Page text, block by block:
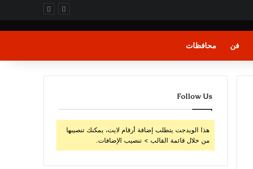
فن محافظات
Follow Us
هذا الويدجت يتطلب إضافة أرقام لايت، يمكنك تنصيبها
من خلال قائمة القالب > تنصيب الإضافات.